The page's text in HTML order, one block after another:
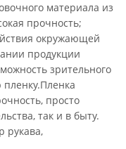
материала из
прочность;
окружающей
продукции
зрительного
просто
так и в быту.
рукава,